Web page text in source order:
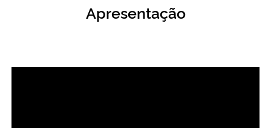
Apresentação